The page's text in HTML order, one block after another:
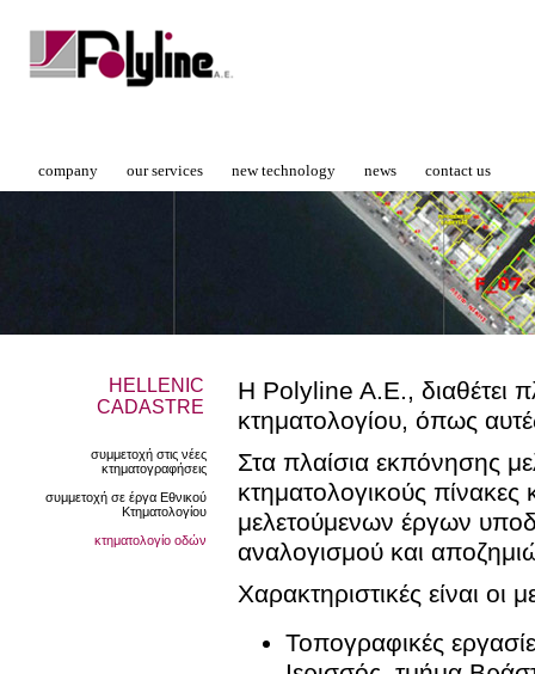
company our services new technology news contact us
HELLENIC
CADASTRE
συμμετοχή στις νέες
κτηματογραφήσεις
συμμετοχή σε έργα Εθνικού
Κτηματολογίου
κτηματολογίο οδών
Η Polyline A.E., διαθέτει
κτηματολογίου, όπως
Στα πλαίσια εκπόνησης
κτηματολογικούς
μελετούμενων έργων
αναλογισμού και
Χαρακτηριστικές είναι οι
Τοπογραφικές